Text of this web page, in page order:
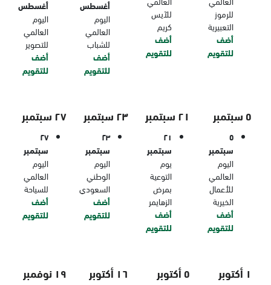
للرموز
التعبيرية
أضف
للتقويم
للآيس
كريم
أضف
للتقويم
أغسطس
اليوم
العالمي
للشباب
أضف
للتقويم
أغسطس
اليوم
العالمي
للتصوير
أضف
للتقويم
٥ سبتمبر
٥
سبتمبر
اليوم
العالمي
للأعمال
الخيرية
أضف
للتقويم
٢١ سبتمبر
٢١
سبتمبر
يوم
التوعية
بمرض
الزهايمر
أضف
للتقويم
٢٣ سبتمبر
٢٣
سبتمبر
اليوم
الوطني
السعودي
أضف
للتقويم
٢٧ سبتمبر
٢٧
سبتمبر
اليوم
العالمي
للسياحة
أضف
للتقويم
١ أكتوبر ٥ أكتوبر ١٦ أكتوبر ١٩ نوفمبر